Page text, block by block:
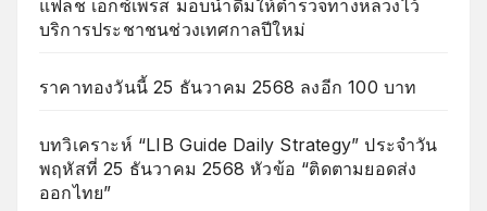
แฟลช เอ็กซ์เพรส มอบน้ำดื่มให้ตำรวจทางหลวงไว้
บริการประชาชนช่วงเทศกาลปีใหม่
ราคาทองวันนี้ 25 ธันวาคม 2568 ลงอีก 100 บาท
บทวิเคราะห์ “LIB Guide Daily Strategy” ประจำวัน
พฤหัสที่ 25 ธันวาคม 2568 หัวข้อ “ติดตามยอดส่ง
ออกไทย”